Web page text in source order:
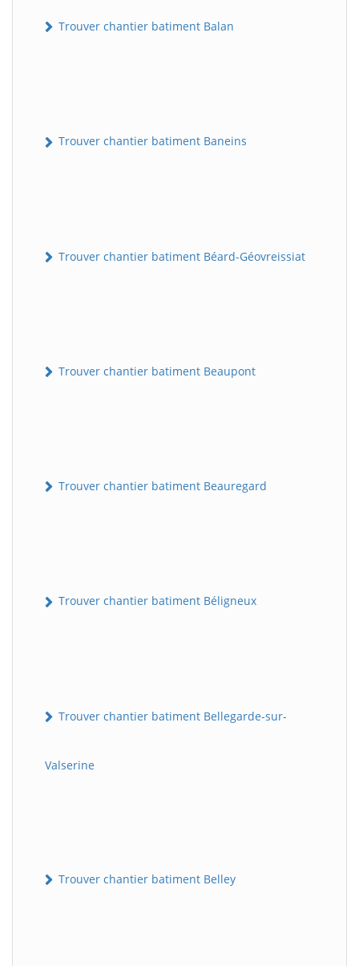
Trouver chantier batiment Balan
Trouver chantier batiment Baneins
Trouver chantier batiment Béard-Géovreissiat
Trouver chantier batiment Beaupont
Trouver chantier batiment Beauregard
Trouver chantier batiment Béligneux
Trouver chantier batiment Bellegarde-sur-
Valserine
Trouver chantier batiment Belley